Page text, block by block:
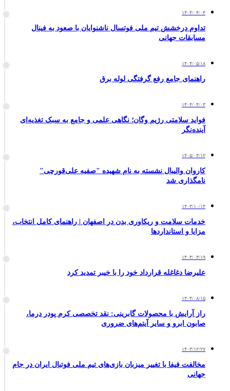
۱۴۰۴/۰۴/۰۴
تداوم درخشش تیم ملی فوتسال ناشنوایان با صعود به فینال
مسابقات جهانی
۱۴۰۴/۰۵/۱۸
راهنمای جامع رفع گرفتگی لوله برق
۱۴۰۴/۰۴/۰۳
فواید سلامتی رژیم وگان؛ نگاهی علمی و جامع به سبک تغذیه‌ای
آینده‌نگر
۱۴۰۵/۰۴/۱۲
کاروان والیبال نشسته به نام شهیده "صفیه علی‌قورچی"
نامگذاری شد
۱۴۰۳/۱۰/۱۳
خدمات سلامت و ریکاوری بدن در اصفهان | راهنمای کامل انتخاب،
مزایا و استانداردها
۱۴۰۴/۰۳/۱۹
علیرضا دغاغله قرارداد خود را با خیبر تمدید کرد
۱۴۰۴/۰۸/۱۵
راز آرایش با محصولات گابرینی: نقد تخصصی کرم پودر درما،
صابون ابرو و سایر آیتم‌های ضروری
۱۴۰۳/۱۲/۲۷
مخالفت فیفا با تغییر میزبان بازی‌های تیم ملی فوتبال ایران در جام
جهانی